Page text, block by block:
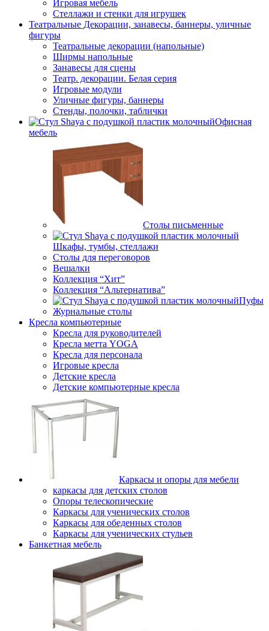
Игровая мебель
Стеллажи и стенки для игрушек
Театральные Декорации, занавесы, баннеры, уличные
фигуры
Театральные декорации (напольные)
Ширмы напольные
Занавесы для сцены
Театр. декорации. Белая серия
Игровые модули
Уличные фигуры, баннеры
Стенды, полочки, таблички
Офисная
мебель
Столы письменные
Шкафы, тумбы, стеллажи
Столы для переговоров
Вешалки
Коллекция “Хит”
Коллекция “Альтернатива”
Пуфы
Журнальные столы
Кресла компьютерные
Кресла для руководителей
Кресла метта YOGA
Кресла для персонала
Игровые кресла
Детские кресла
Детские компьютерные кресла
Каркасы и опоры для мебели
каркасы для детских столов
Опоры телескопические
Каркасы для ученических столов
Каркасы для обеденных столов
Каркасы для ученических стульев
Банкетная мебель